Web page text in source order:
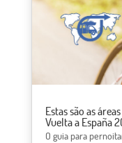
Estas são as
Vuelta a España
O guia para